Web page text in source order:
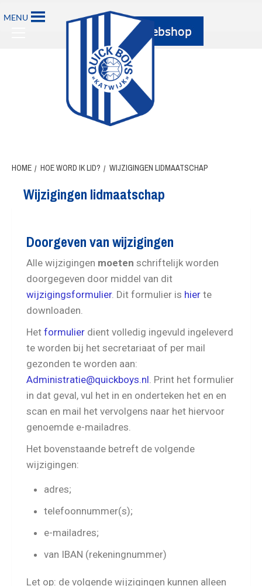
MENU
HOME HOE WORD IK LID? WIJZIGINGEN LIDMAATSCHAP
Wijzigingen lidmaatschap
Doorgeven van wijzigingen
Alle wijzigingen moeten schriftelijk worden
doorgegeven door middel van dit
wijzigingsformulier. Dit formulier is hier te
downloaden.
Het formulier dient volledig ingevuld ingeleverd
te worden bij het secretariaat of per mail
gezonden te worden aan:
Administratie@quickboys.nl. Print het formulier
in dat geval, vul het in en onderteken het en en
scan en mail het vervolgens naar het hiervoor
genoemde e-mailadres.
Het bovenstaande betreft de volgende
wijzigingen:
adres;
telefoonnummer(s);
e-mailadres;
van IBAN (rekeningnummer)
Let op: de volgende wijzigingen kunnen alleen